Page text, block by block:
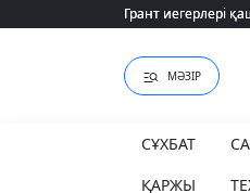
Грант иегерлері
Грант иегерлері
МӘЗІР
СҰХБАТ
ҚАРЖЫ